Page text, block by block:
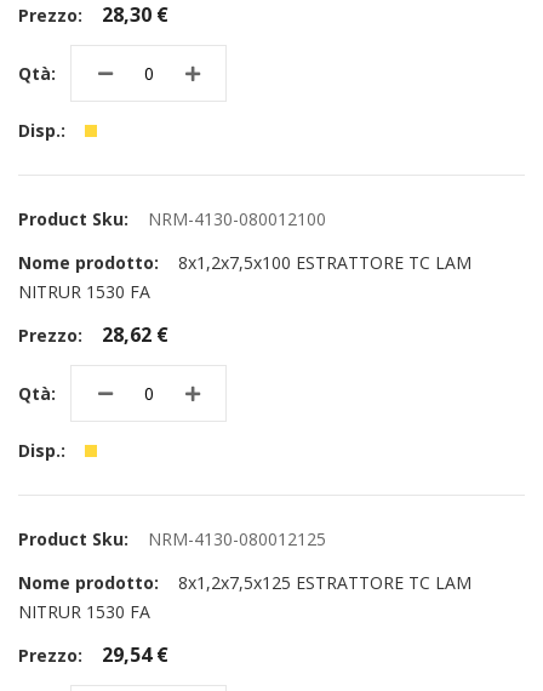
28,30 €
NRM-4130-080012100
8x1,2x7,5x100 ESTRATTORE TC LAM
NITRUR 1530 FA
28,62 €
NRM-4130-080012125
8x1,2x7,5x125 ESTRATTORE TC LAM
NITRUR 1530 FA
29,54 €